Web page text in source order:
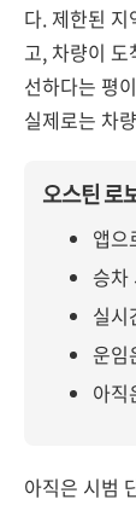
다. 제한된
고, 차량이
선하다는 평
실제로는 차
오스틴 로
앱으
승차
실시
운임
아직
아직은 시범